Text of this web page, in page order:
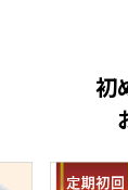
初